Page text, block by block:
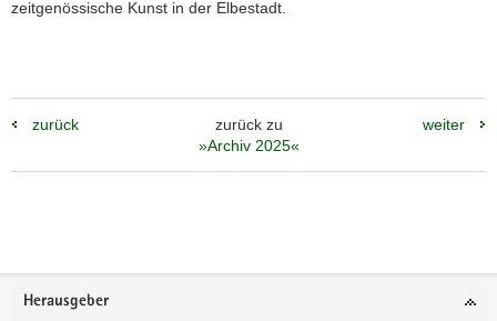
zeitgenössische Kunst in der Elbestadt.
zurück
zurück zu
»Archiv 2025«
weiter
Footer-
Herausgeber